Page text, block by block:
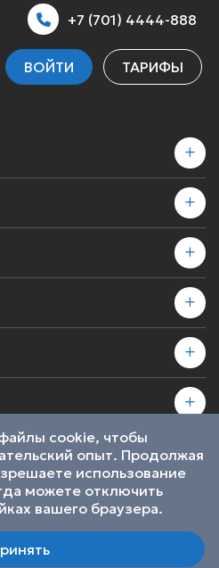
+7 (701) 4444-888
ВОЙТИ ТАРИФЫ
защищены
участниками
cookie, чтобы
опыт. Продолжая
использование
можете отключить
вашего браузера.